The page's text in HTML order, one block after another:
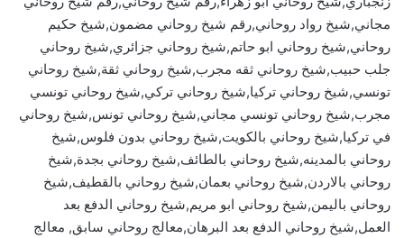
مجاني,شيخ رواد روحاني,رقم شيخ روحاني مضمون,شيخ حكيم
روحاني,شيخ روحاني ابو حاتم,شيخ روحاني جزائري,شيخ روحاني
جلب حبيب,شيخ روحاني ثقه مجرب,شيخ روحاني ثقة,شيخ روحاني
تونسي,شيخ روحاني تركيا,شيخ روحاني تركي,شيخ روحاني تونسي
مجرب,شيخ روحاني تونسي مجاني,شيخ روحاني تونس,شيخ روحاني
في تركيا,شيخ روحاني بالكويت,شيخ روحاني بدون فلوس,شيخ
روحاني بالمدينه,شيخ روحاني بالطائف,شيخ روحاني بجدة,شيخ
روحاني بالاردن,شيخ روحاني بعمان,شيخ روحاني بالقطيف,شيخ
روحاني باليمن,شيخ روحاني ابو مريم,شيخ روحاني الدفع بعد
العمل,شيخ روحاني الدفع بعد البرهان,معالج روحاني سابق, معالج